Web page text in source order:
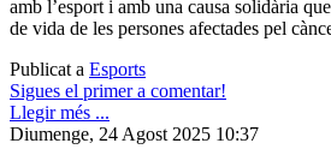
amb l’esport i amb una causa solidària
de vida de les persones afectades pel
Publicat a Esports
Sigues el primer a comentar!
Llegir més ...
Diumenge, 24 Agost 2025 10:37